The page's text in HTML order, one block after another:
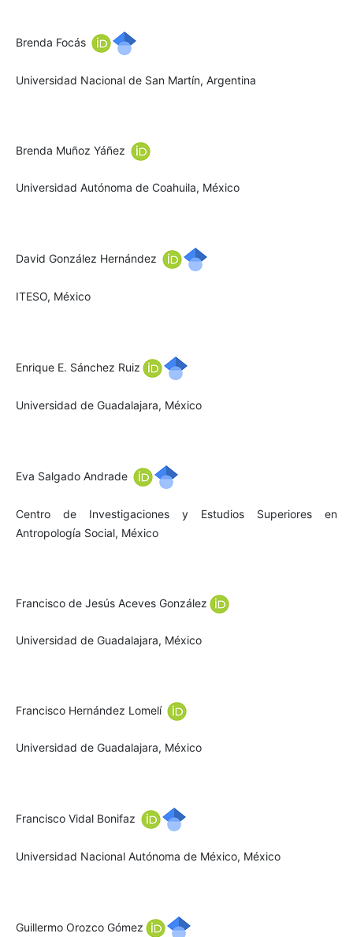
Brenda Focás
Universidad Nacional de San Martín, Argentina
Brenda Muñoz Yáñez
Universidad Autónoma de Coahuila, México
David González Hernández
ITESO, México
Enrique E. Sánchez Ruiz
Universidad de Guadalajara, México
Eva Salgado Andrade
Centro de Investigaciones y Estudios Superiores en
Antropología Social, México
Francisco de Jesús Aceves González
Universidad de Guadalajara, México
Francisco Hernández Lomelí
Universidad de Guadalajara, México
Francisco Vidal Bonifaz
Universidad Nacional Autónoma de México, México
Guillermo Orozco Gómez